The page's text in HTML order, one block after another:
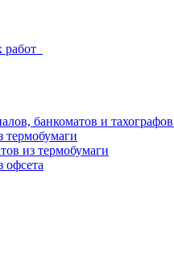
работ
банкоматов и тахографов
термобумаги
из термобумаги
офсета